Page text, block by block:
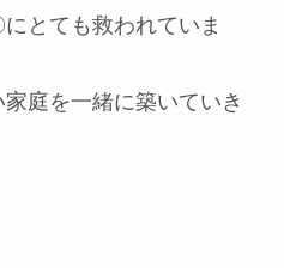
とても救われていま
庭を一緒に築いていき